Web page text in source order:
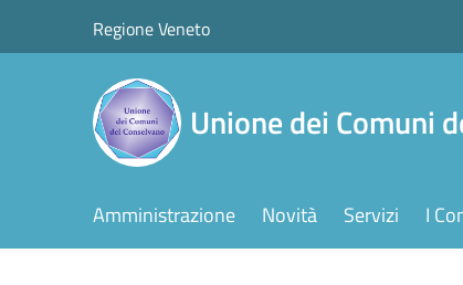
Regione Veneto
Unione dei Comuni
Amministrazione Novità Servizi I